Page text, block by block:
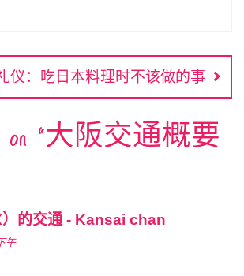
s
A
p
e
r
e
s
仪：吃日本料理时不该做的事
“大阪交通概要
的交通 - Kansai chan
午